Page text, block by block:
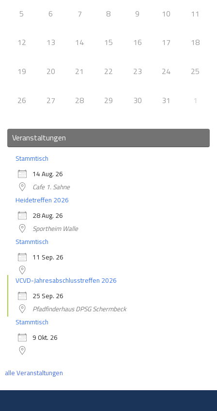
5 6 7 8 9 10 11
12 13 14 15 16 17 18
19 20 21 22 23 24 25
26 27 28 29 30 31 1
Veranstaltungen
Stammtisch
14 Aug. 26
Cafe 1. Sahne
Heidetreffen 2026
28 Aug. 26
Sportheim Walle
Stammtisch
11 Sep. 26
VCVD-Jahresabschlusstreffen 2026
25 Sep. 26
Pfadfinderhaus DPSG Schermbeck
Stammtisch
9 Okt. 26
alle Veranstaltungen